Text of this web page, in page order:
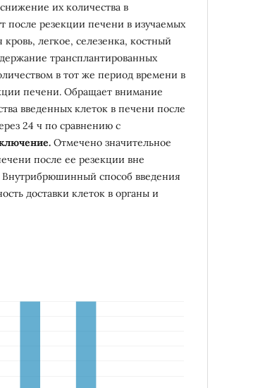
их количества в
после резекции печени в изучаемых
легкое, селезенка, костный
трансплантированных
в тот же период времени в
печени. Обращает внимание
введенных клеток в печени после
24 ч по сравнению с
Отмечено значительное
после ее резекции вне
Внутрибрюшинный способ введения
доставки клеток в органы и